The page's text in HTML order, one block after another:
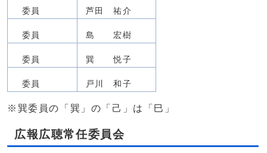
委員 芦田 祐介
委員 島 宏樹
委員 巽 悦子
委員 戸川 和子
※巽委員の「巽」の「己」は「巳」
広報広聴常任委員会